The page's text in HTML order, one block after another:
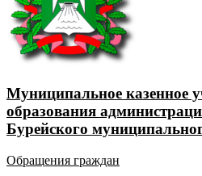
Муниципальное казенное
образования
Бурейского
Обращения граждан